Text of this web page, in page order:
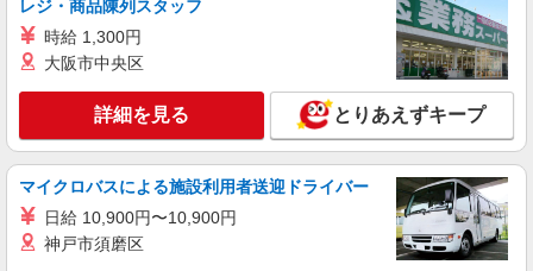
頂くと, インセンティブ支給(規定有) ★月2回払
い・週払い可能（規程有）★ ゜・。○。・゜
キープ 詳細を見る
【楽天モバイル】の携帯販売スタッフ
月給245250円〜 ※残業代支給 ★交通費別途支
給（規定あり） ゜+゜・。○。・゜+゜・。
○。・゜+゜ 入社祝い金10万円支給(規定有) お友達
を紹介頂くと, インセンティブ支給(規定有) ゜・。
愛知県豊橋市の楽天モバイルショップ
レジ・商品陳列スタッフ
時給 1,300円
大阪市中央区
詳細を見る とりあえずキープ
マイクロバスによる施設利用者送迎ドライバー
日給 10,900円〜10,900円
神戸市須磨区